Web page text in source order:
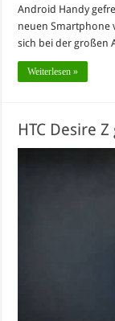
Android Handy
neuen Smartphone
sich bei der großen
Weiterlesen »
HTC Desire